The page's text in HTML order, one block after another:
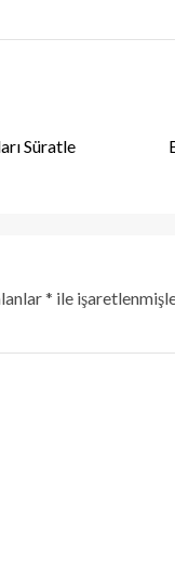
Süratle
* ile